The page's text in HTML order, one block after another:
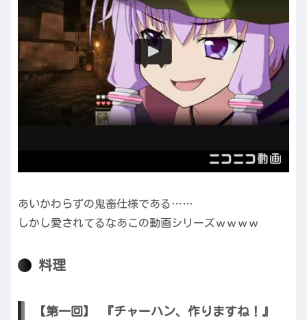
あいかわらずの鬼畜仕様である……
しかし愛されてるなあこの動画シリーズｗｗｗｗ
料理
【第一回】 『チャーハン、作りますね！』